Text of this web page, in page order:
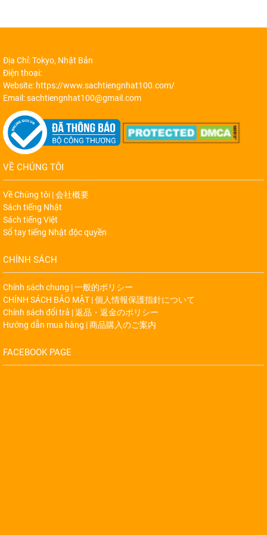
Địa Chỉ: Tokyo, Nhật Bản
Điện thoại:
Website: https://www.sachtiengnhat100.com/
Email: sachtiengnhat100@gmail.com
VỀ CHÚNG TÔI
Về Chúng tôi | 会社概要
Sách tiếng Nhật
Sách tiếng Việt
Sổ tay tiếng Nhật độc quyền
CHÍNH SÁCH
Chính sách chung | 一般的ポリシー
CHÍNH SÁCH BẢO MẬT | 個人情報保護指針について
Chính sách đổi trả | 返品・返金のポリシー
Hướng dẫn mua hàng | 商品購入のご案内
FACEBOOK PAGE